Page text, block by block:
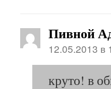
Пивной
12.05.2013 в
круто! в